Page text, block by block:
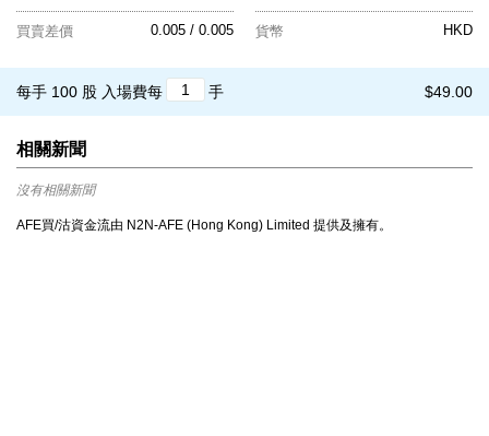
0.005 / 0.005
買賣差價 HKD
貨幣
$49.00
每手 100 股 入場費每 手
相關新聞
沒有相關新聞
AFE買/沽資金流由 N2N-AFE (Hong Kong) Limited 提供及擁有。